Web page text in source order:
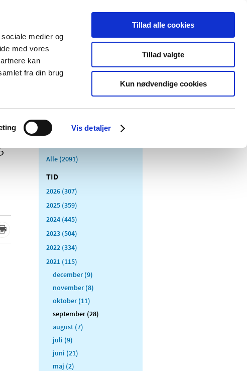
medier og
med vores
kan
fra din brug
Vis detaljer
Tillad alle cookies
Tillad valgte
Kun nødvendige cookies
Udgivelser
Medicinsk
Særlige
produktområder
Alle (2091)
TID
2026 (307)
2025 (359)
2024 (445)
2023 (504)
2022 (334)
2021 (115)
december (9)
november (8)
oktober (11)
september (28)
august (7)
juli (9)
juni (21)
maj (2)